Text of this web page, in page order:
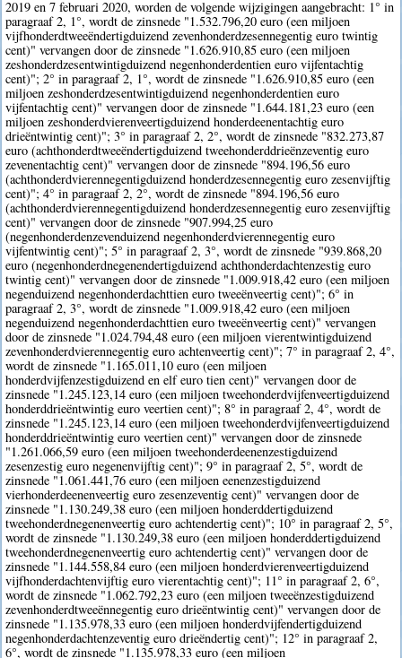
2019 en 7 februari 2020, worden de volgende wijzigingen aangebracht: 1° in
paragraaf 2, 1°, wordt de zinsnede "1.532.796,20 euro (een miljoen
vijfhonderdtweeëndertigduizend zevenhonderdzesennegentig euro twintig
cent)" vervangen door de zinsnede "1.626.910,85 euro (een miljoen
zeshonderdzesentwintigduizend negenhonderdentien euro vijfentachtig
cent)"; 2° in paragraaf 2, 1°, wordt de zinsnede "1.626.910,85 euro (een
miljoen zeshonderdzesentwintigduizend negenhonderdentien euro
vijfentachtig cent)" vervangen door de zinsnede "1.644.181,23 euro (een
miljoen zeshonderdvierenveertigduizend honderdeenentachtig euro
drieëntwintig cent)"; 3° in paragraaf 2, 2°, wordt de zinsnede "832.273,87
euro (achthonderdtweeëndertigduizend tweehonderddrieënzeventig euro
zevenentachtig cent)" vervangen door de zinsnede "894.196,56 euro
(achthonderdvierennegentigduizend honderdzesennegentig euro zesenvijftig
cent)"; 4° in paragraaf 2, 2°, wordt de zinsnede "894.196,56 euro
(achthonderdvierennegentigduizend honderdzesennegentig euro zesenvijftig
cent)" vervangen door de zinsnede "907.994,25 euro
(negenhonderdenzevenduizend negenhonderdvierennegentig euro
vijfentwintig cent)"; 5° in paragraaf 2, 3°, wordt de zinsnede "939.868,20
euro (negenhonderdnegenendertigduizend achthonderdachtenzestig euro
twintig cent)" vervangen door de zinsnede "1.009.918,42 euro (een miljoen
negenduizend negenhonderdachttien euro tweeënveertig cent)"; 6° in
paragraaf 2, 3°, wordt de zinsnede "1.009.918,42 euro (een miljoen
negenduizend negenhonderdachttien euro tweeënveertig cent)" vervangen
door de zinsnede "1.024.794,48 euro (een miljoen vierentwintigduizend
zevenhonderdvierennegentig euro achtenveertig cent)"; 7° in paragraaf 2, 4°,
wordt de zinsnede "1.165.011,10 euro (een miljoen
honderdvijfenzestigduizend en elf euro tien cent)" vervangen door de
zinsnede "1.245.123,14 euro (een miljoen tweehonderdvijfenveertigduizend
honderddrieëntwintig euro veertien cent)"; 8° in paragraaf 2, 4°, wordt de
zinsnede "1.245.123,14 euro (een miljoen tweehonderdvijfenveertigduizend
honderddrieëntwintig euro veertien cent)" vervangen door de zinsnede
"1.261.066,59 euro (een miljoen tweehonderdeenenzestigduizend
zesenzestig euro negenenvijftig cent)"; 9° in paragraaf 2, 5°, wordt de
zinsnede "1.061.441,76 euro (een miljoen eenenzestigduizend
vierhonderdeenenveertig euro zesenzeventig cent)" vervangen door de
zinsnede "1.130.249,38 euro (een miljoen honderddertigduizend
tweehonderdnegenenveertig euro achtendertig cent)"; 10° in paragraaf 2, 5°,
wordt de zinsnede "1.130.249,38 euro (een miljoen honderddertigduizend
tweehonderdnegenenveertig euro achtendertig cent)" vervangen door de
zinsnede "1.144.558,84 euro (een miljoen honderdvierenveertigduizend
vijfhonderdachtenvijftig euro vierentachtig cent)"; 11° in paragraaf 2, 6°,
wordt de zinsnede "1.062.792,23 euro (een miljoen tweeënzestigduizend
zevenhonderdtweeënnegentig euro drieëntwintig cent)" vervangen door de
zinsnede "1.135.978,33 euro (een miljoen honderdvijfendertigduizend
negenhonderdachtenzeventig euro drieëndertig cent)"; 12° in paragraaf 2,
6°, wordt de zinsnede "1.135.978,33 euro (een miljoen